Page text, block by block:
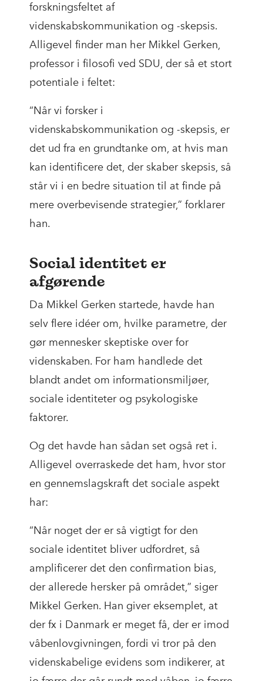
forskningsfeltet af
videnskabskommunikation og -skepsis.
Alligevel finder man her Mikkel Gerken,
professor i filosofi ved SDU, der så et stort
potentiale i feltet:
“Når vi forsker i
videnskabskommunikation og -skepsis, er
det ud fra en grundtanke om, at hvis man
kan identificere det, der skaber skepsis, så
står vi i en bedre situation til at finde på
mere overbevisende strategier,” forklarer
han.
Social identitet er
afgørende
Da Mikkel Gerken startede, havde han
selv flere idéer om, hvilke parametre, der
gør mennesker skeptiske over for
videnskaben. For ham handlede det
blandt andet om informationsmiljøer,
sociale identiteter og psykologiske
faktorer.
Og det havde han sådan set også ret i.
Alligevel overraskede det ham, hvor stor
en gennemslagskraft det sociale aspekt
har:
“Når noget der er så vigtigt for den
sociale identitet bliver udfordret, så
amplificerer det den confirmation bias,
der allerede hersker på området,” siger
Mikkel Gerken. Han giver eksemplet, at
der fx i Danmark er meget få, der er imod
våbenlovgivningen, fordi vi tror på den
videnskabelige evidens som indikerer, at